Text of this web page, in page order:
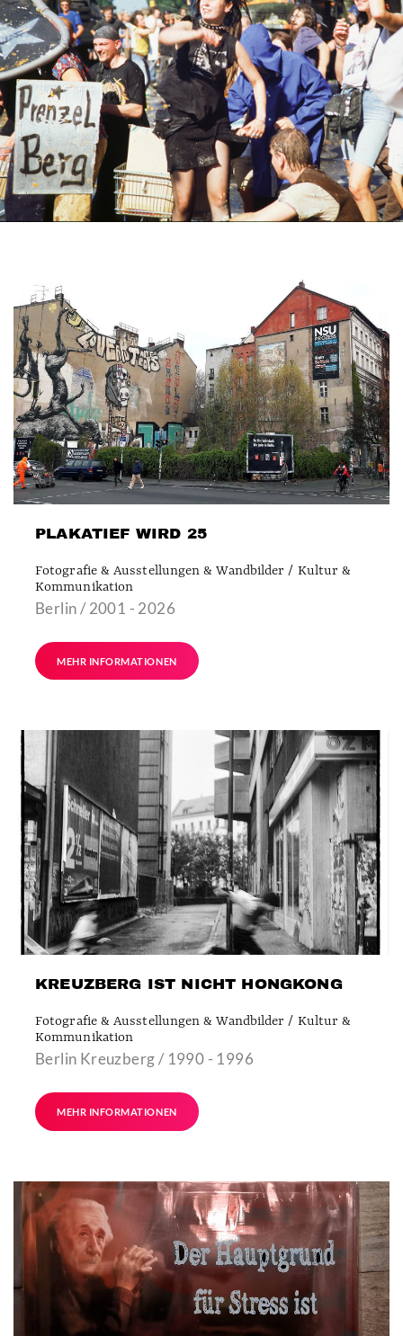
PLAKATIEF WIRD 25
Fotografie & Ausstellungen & Wandbilder / Kultur &
Kommunikation
Berlin / 2001 - 2026
MEHR INFORMATIONEN
KREUZBERG IST NICHT HONGKONG
Fotografie & Ausstellungen & Wandbilder / Kultur &
Kommunikation
Berlin Kreuzberg / 1990 - 1996
MEHR INFORMATIONEN